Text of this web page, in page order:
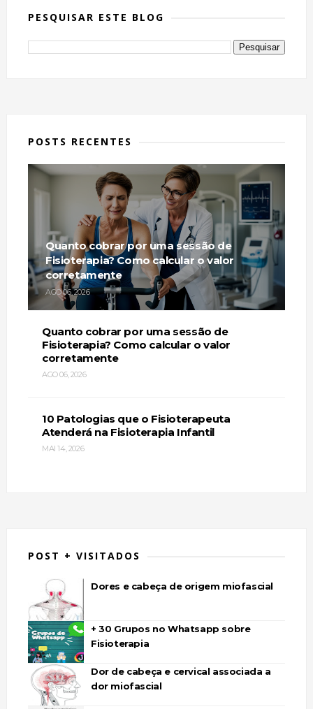
PESQUISAR ESTE BLOG
POSTS RECENTES
Quanto cobrar por uma sessão de
Fisioterapia? Como calcular o valor
corretamente
AGO 06, 2026
Quanto cobrar por uma sessão de
Fisioterapia? Como calcular o valor
corretamente
AGO 06, 2026
10 Patologias que o Fisioterapeuta
Atenderá na Fisioterapia Infantil
MAI 14, 2026
POST + VISITADOS
Dores e cabeça de origem miofascial
+ 30 Grupos no Whatsapp sobre
Fisioterapia
Dor de cabeça e cervical associada a
dor miofascial